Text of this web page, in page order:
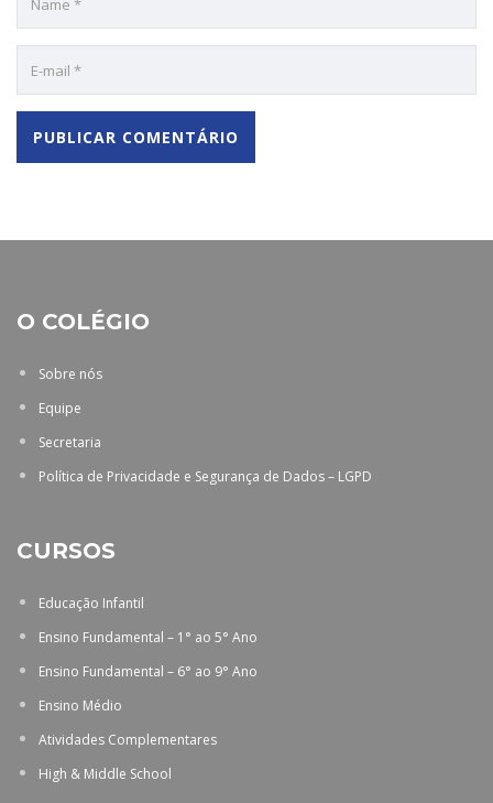
O COLÉGIO
Sobre nós
Equipe
Secretaria
Política de Privacidade e Segurança de Dados – LGPD
CURSOS
Educação Infantil
Ensino Fundamental – 1° ao 5° Ano
Ensino Fundamental – 6° ao 9° Ano
Ensino Médio
Atividades Complementares
High & Middle School